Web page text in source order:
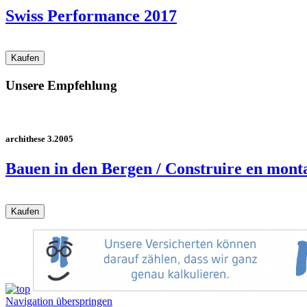
Swiss Performance 2017
Unsere Empfehlung
archithese 3.2005
Bauen in den Bergen / Construire en
Navigation überspringen